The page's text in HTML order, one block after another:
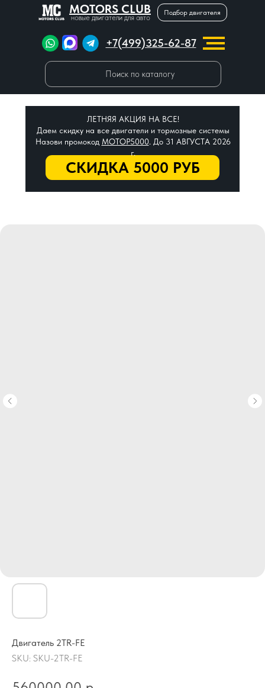
MOTORS CLUB
новые двигатели для авто
Подбор двигателя
+7(499)325-62-87
Поиск по каталогу
СКИДКА 5000 РУБ
ЛЕТНЯЯ АКЦИЯ НА ВСЕ!
Даем скидку на все двигатели и тормозные системы
Назови промокод МОТОР5000. До 31 АВГУСТА 2026
г.
Двигатель 2TR-FE
SKU: SKU-2TR-FE